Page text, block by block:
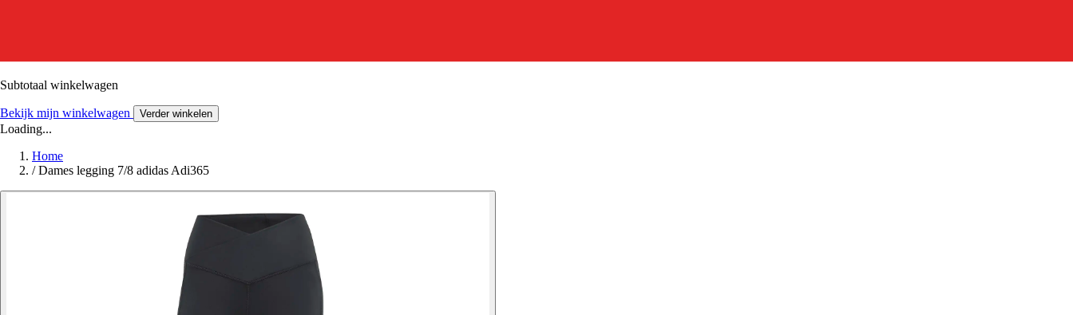
Subtotaal winkelwagen
Bekijk mijn winkelwagen Verder winkelen
Loading...
Home
/ Dames legging 7/8 adidas Adi365